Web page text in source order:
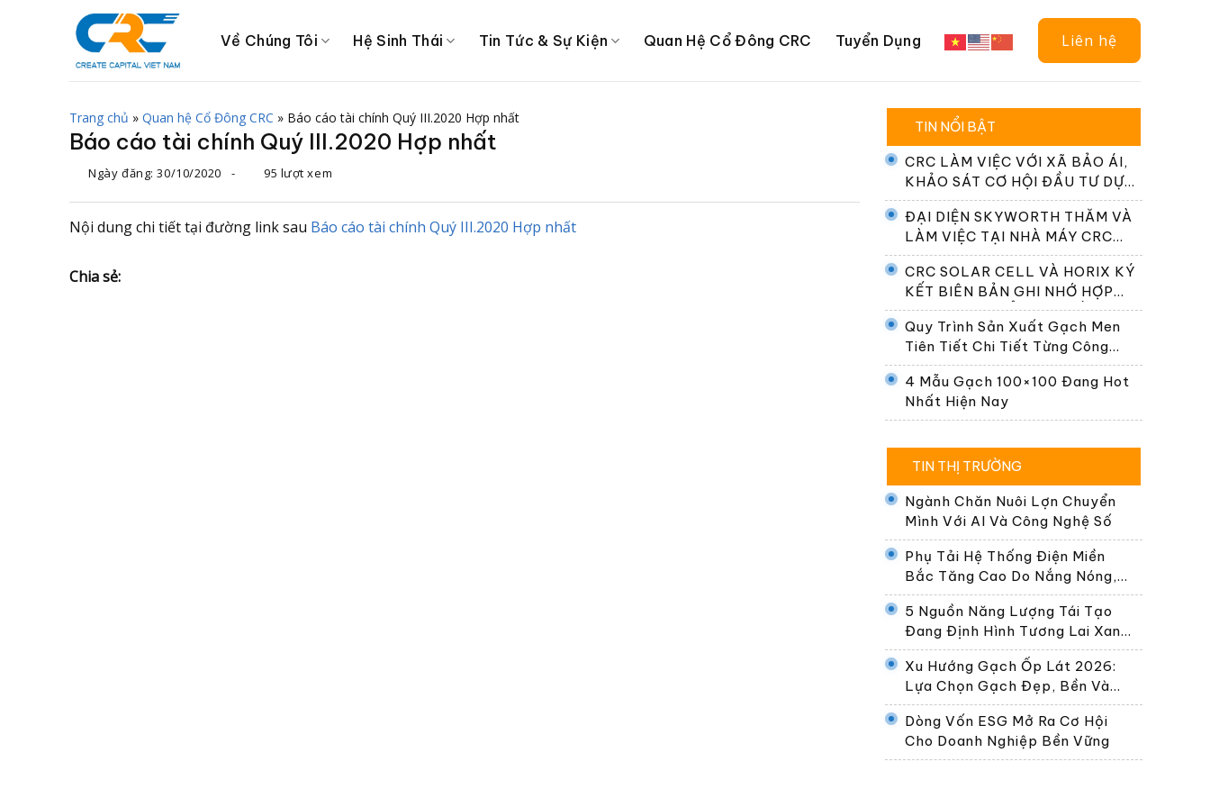
Về Chúng Tôi Hệ Sinh Thái Tin Tức & Sự Kiện Quan Hệ Cổ Đông CRC Tuyển Dụng Liên hệ
Trang chủ » Quan hệ Cổ Đông CRC » Báo cáo tài chính Quý III.2020 Hợp nhất
Báo cáo tài chính Quý III.2020 Hợp nhất
Ngày đăng:30/10/2020 - 95 lượt xem
Nội dung chi tiết tại đường link sau Báo cáo tài chính Quý III.2020 Hợp nhất
Chia sẻ:
TIN NỔI BẬT
CRC LÀM VIỆC VỚI XÃ BẢO ÁI,
KHẢO SÁT CƠ HỘI ĐẦU TƯ DỰ
ÁN ĐIỆN NĂNG LƯỢNG MẶT
TRỜI
ĐẠI DIỆN SKYWORTH THĂM VÀ
LÀM VIỆC TẠI NHÀ MÁY CRC
SOLAR CELL
CRC SOLAR CELL VÀ HORIX KÝ
KẾT BIÊN BẢN GHI NHỚ HỢP
TÁC PHÁT TRIỂN HỆ THỐNG
ĐỔI PIN TẠI VIỆT NAM
Quy Trình Sản Xuất Gạch Men
Tiên Tiết Chi Tiết Từng Công
Đoạn
4 Mẫu Gạch 100×100 Đang Hot
Nhất Hiện Nay
TIN THỊ TRƯỜNG
Ngành Chăn Nuôi Lợn Chuyển
Mình Với AI Và Công Nghệ Số
Phụ Tải Hệ Thống Điện Miền
Bắc Tăng Cao Do Nắng Nóng,
Dự Kiến Gần 30.000 MW Ngày
24/6
5 Nguồn Năng Lượng Tái Tạo
Đang Định Hình Tương Lai Xanh
Của Thế Giới
Xu Hướng Gạch Ốp Lát 2026:
Lựa Chọn Gạch Đẹp, Bền Và
Phù Hợp Không Gian Sống Hiện
Đại
Dòng Vốn ESG Mở Ra Cơ Hội
Cho Doanh Nghiệp Bền Vững